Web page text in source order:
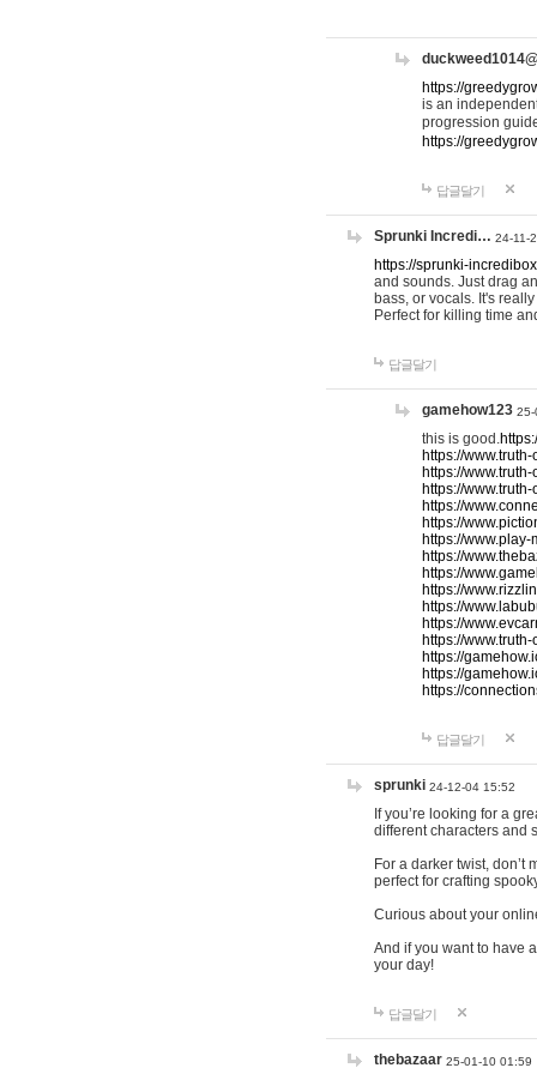
https://
is an
progression
https://
답글달기
Sprunki Incredi… 24-11-
https://sprunki-
and sounds. Just drag
bass, or vocals. It's
Perfect for killing time
답글달기
gamehow123 25-
this is good.
https://
https://
https://
https://
https://
https://
https://
https://
https://
https://
https://
https://
https://
https://
https://
답글달기
sprunki 24-12-04 15:52
If you’re looking for a
different characters and
For a darker twist, don’t
perfect for crafting
Curious about your
And if you want to have
your day!
답글달기
thebazaar 25-01-10 01:59